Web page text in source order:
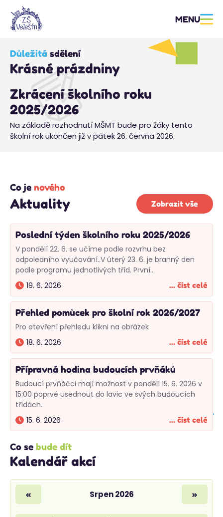
MENU
Důležitá sdělení
Krásné prázdniny
Zkrácení školního roku
2025/2026
Na základě rozhodnutí MŠMT bude pro žáky tento
školní rok ukončen již v pátek 26. června 2026.
Co je nového
Aktuality Zobrazit vše
Poslední týden školního roku 2025/2026
V pondělí 22. 6. se učíme podle rozvrhu bez
odpoledního vyučování..V úterý 23. 6. je branný den
podle programu jednotlivých tříd. První…
19. 6. 2026
... číst celé
Přehled pomůcek pro školní rok 2026/2027
Pro otevření přehledu klikni na obrázek
18. 6. 2026
... číst celé
Přípravná hodina budoucích prvňáků
Budoucí prvňáčci mají možnost v pondělí 15. 6. 2026 v
15:00 poprvé usednout do lavic ve svých budoucích
třídách.
15. 6. 2026
... číst celé
Co se bude dít
Kalendář akcí
« Srpen 2026 »